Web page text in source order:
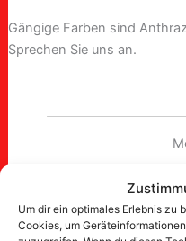
Um dir ein optimales Erlebnis zu
Cookies, um
Gängige Farben sind
Sprechen Sie uns an.